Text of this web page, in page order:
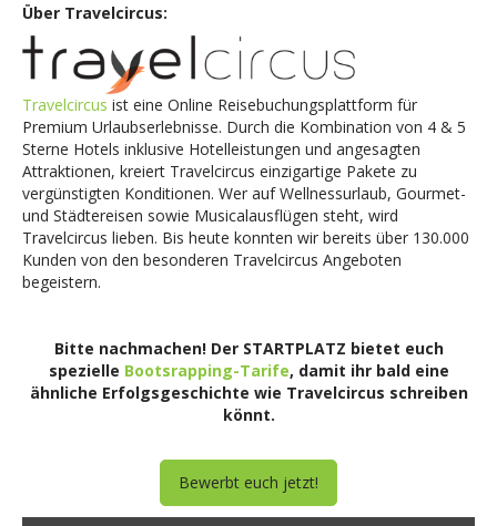
Über Travelcircus:
Travelcircus ist eine Online Reisebuchungsplattform für
Premium Urlaubserlebnisse. Durch die Kombination von 4 & 5
Sterne Hotels inklusive Hotelleistungen und angesagten
Attraktionen, kreiert Travelcircus einzigartige Pakete zu
vergünstigten Konditionen. Wer auf Wellnessurlaub, Gourmet-
und Städtereisen sowie Musicalausflügen steht, wird
Travelcircus lieben. Bis heute konnten wir bereits über 130.000
Kunden von den besonderen Travelcircus Angeboten
begeistern.
Bitte nachmachen! Der STARTPLATZ bietet euch
spezielle Bootsrapping-Tarife, damit ihr bald eine
ähnliche Erfolgsgeschichte wie Travelcircus schreiben
könnt.
Bewerbt euch jetzt!